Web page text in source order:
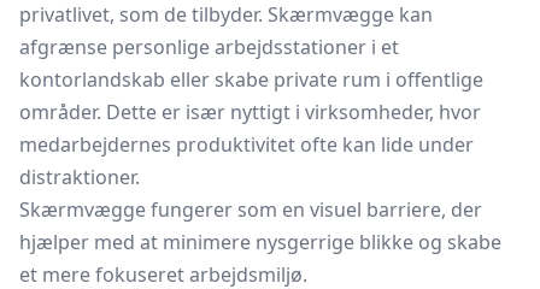
privatlivet, som de tilbyder. Skærmvægge kan
afgrænse personlige arbejdsstationer i et
kontorlandskab eller skabe private rum i offentlige
områder. Dette er især nyttigt i virksomheder, hvor
medarbejdernes produktivitet ofte kan lide under
distraktioner.
Skærmvægge fungerer som en visuel barriere, der
hjælper med at minimere nysgerrige blikke og skabe
et mere fokuseret arbejdsmiljø.